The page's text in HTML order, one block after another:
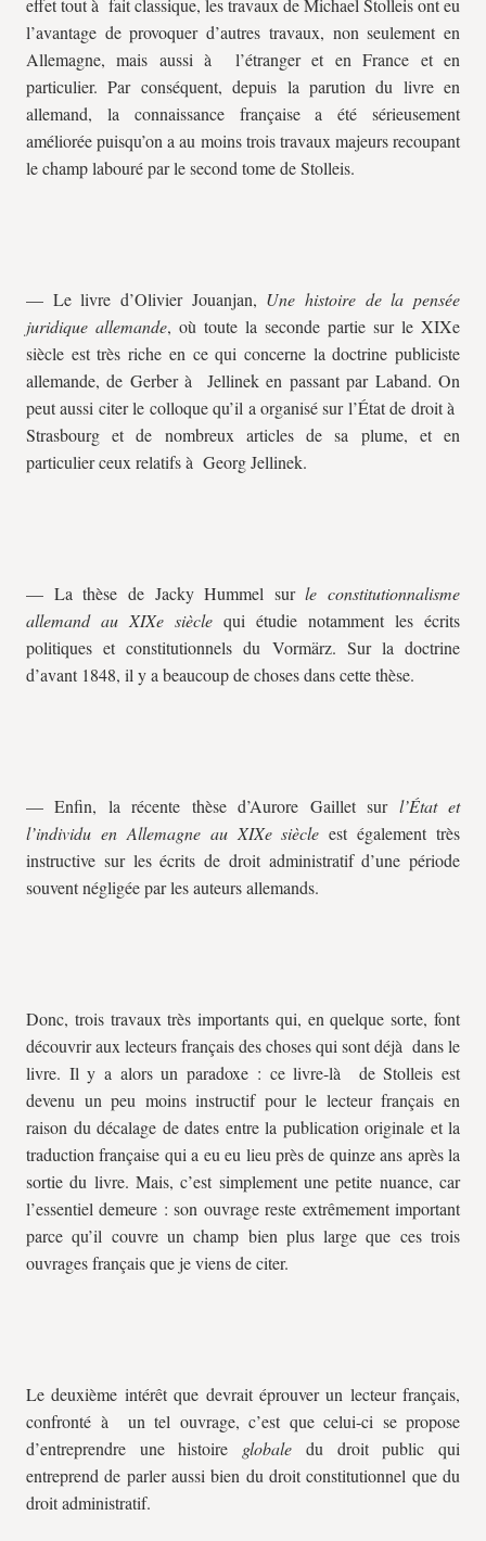
effet tout à fait classique, les travaux de Michael Stolleis ont eu
l’avantage de provoquer d’autres travaux, non seulement en
Allemagne, mais aussi à l’étranger et en France et en
particulier. Par conséquent, depuis la parution du livre en
allemand, la connaissance française a été sérieusement
améliorée puisqu’on a au moins trois travaux majeurs recoupant
le champ labouré par le second tome de Stolleis.
— Le livre d’Olivier Jouanjan, Une histoire de la pensée
juridique allemande, où toute la seconde partie sur le XIXe
siècle est très riche en ce qui concerne la doctrine publiciste
allemande, de Gerber à Jellinek en passant par Laband. On
peut aussi citer le colloque qu’il a organisé sur l’État de droit à
Strasbourg et de nombreux articles de sa plume, et en
particulier ceux relatifs à Georg Jellinek.
— La thèse de Jacky Hummel surle constitutionnalisme
allemand au XIXe siècle qui étudie notamment les écrits
politiques et constitutionnels du Vormärz. Sur la doctrine
d’avant 1848, il y a beaucoup de choses dans cette thèse.
— Enfin, la récente thèse d’Aurore Gaillet sur l’État et
l’individu en Allemagne au XIXe siècleest également très
instructive sur les écrits de droit administratif d’une période
souvent négligée par les auteurs allemands.
Donc, trois travaux très importants qui, en quelque sorte, font
découvrir aux lecteurs français des choses qui sont déjà dans le
livre. Il y a alors un paradoxe : ce livre-là de Stolleis est
devenu un peu moins instructif pour le lecteur français en
raison du décalage de dates entre la publication originale et la
traduction française qui a eu eu lieu près de quinze ans après la
sortie du livre. Mais, c’est simplement une petite nuance, car
l’essentiel demeure : son ouvrage reste extrêmement important
parce qu’il couvre un champ bien plus large que ces trois
ouvrages français que je viens de citer.
Le deuxième intérêt que devrait éprouver un lecteur français,
confronté à un tel ouvrage, c’est que celui-ci se propose
d’entreprendre une histoire globale du droit public qui
entreprend de parler aussi bien du droit constitutionnel que du
droit administratif.